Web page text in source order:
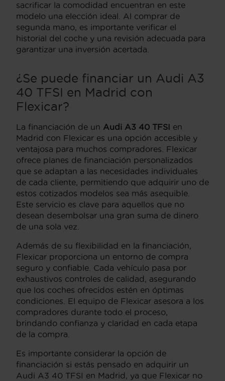
sacrificar la comodidad encuentran en este
modelo una elección ideal. Al comprar de
segunda mano, es importante verificar el
historial del coche y una revisión adecuada para
garantizar una inversión acertada.
¿Se puede financiar un Audi A3
40 TFSI en Madrid con
Flexicar?
La financiación de un Audi A3 40 TFSI en
Madrid con Flexicar es una opción accesible y
ventajosa para muchos compradores. Flexicar
ofrece planes de financiación personalizados
que se adaptan a las necesidades individuales
de cada cliente, permitiendo que adquirir uno de
estos cotizados modelos sea más asequible.
Este servicio es clave para aquellos que no
desean desembolsar una gran suma de dinero
de una sola vez.
Además de su flexibilidad en la financiación,
Flexicar proporciona un entorno de compra
seguro y confiable. Cada vehículo pasa por
exhaustivos controles de calidad, asegurando
que los coches ofrecidos estén en óptimas
condiciones. El equipo de Flexicar asesora a los
compradores durante todo el proceso,
brindando confianza y claridad en cada etapa
de la compra.
Es importante considerar la opción de
financiación si estás pensado en adquirir un
Audi A3 40 TFSI en Madrid, ya que Flexicar no